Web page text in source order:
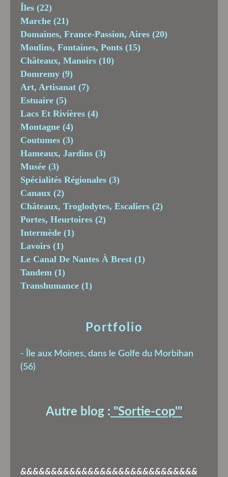
Îles (22)
Marche (21)
Domaines, France-Passion, Aires (20)
Moulins, Fontaines, Ponts (15)
Châteaux, Manoirs (10)
Domremy (9)
Art, Artisanat (7)
Estuaire (5)
Lacs Et Rivières (4)
Montagne (4)
Coutumes (3)
Hameaux, Jardins (3)
Musée (3)
Spécialités Régionales (3)
Canaux (2)
Châteaux, Troglodytes, Escaliers (2)
Portes, Heurtoires (2)
Intermède (1)
Lavoirs (1)
Le Canal De Nantes À Brest (1)
Tandem (1)
Transhumance (1)
Portfolio
- Île aux Moines, dans le Golfe du Morbihan
(56)
Autre blog : "Sortie-cop'"
&&&&&&&&&&&&&&&&&&&&&&&&&&&&&